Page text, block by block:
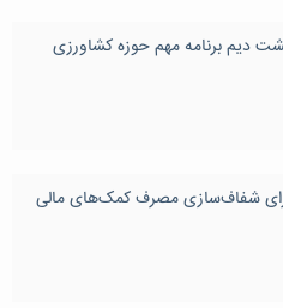
دیم برنامه مهم حوزه کشاورزی
برای شفاف‌سازی مصرف کمک‌های مالی